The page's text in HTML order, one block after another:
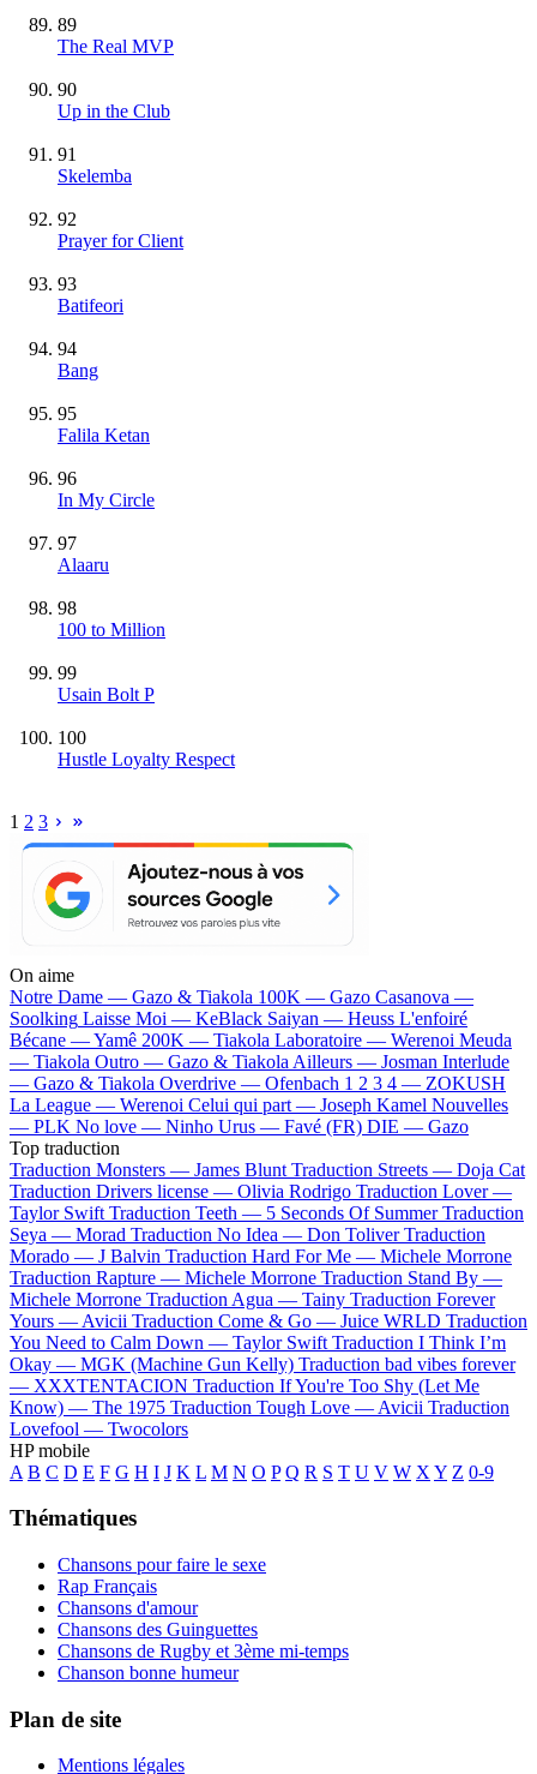
89
The Real MVP
90
Up in the Club
91
Skelemba
92
Prayer for Client
93
Batifeori
94
Bang
95
Falila Ketan
96
In My Circle
97
Alaaru
98
100 to Million
99
Usain Bolt P
100
Hustle Loyalty Respect
1 2 3
On aime
Notre Dame — Gazo & Tiakola 100K — Gazo Casanova —
Soolking Laisse Moi — KeBlack Saiyan — Heuss L'enfoiré
Bécane —Yamê 200K — Tiakola Laboratoire — Werenoi Meuda
— Tiakola Outro — Gazo & Tiakola Ailleurs — Josman Interlude
— Gazo & Tiakola Overdrive — Ofenbach 1 2 3 4 — ZOKUSH
La League — Werenoi Celui qui part — Joseph Kamel Nouvelles
— PLK No love — Ninho Urus — Favé (FR) DIE — Gazo
Top traduction
Traduction Monsters — James Blunt Traduction Streets — Doja Cat
Traduction Drivers license — Olivia Rodrigo Traduction Lover —
Taylor Swift Traduction Teeth — 5 Seconds Of Summer Traduction
Seya — Morad Traduction No Idea — Don Toliver Traduction
Morado — J Balvin Traduction Hard For Me — Michele Morrone
Traduction Rapture — Michele Morrone Traduction Stand By —
Michele Morrone Traduction Agua — Tainy Traduction Forever
Yours — Avicii Traduction Come & Go — Juice WRLD Traduction
You Need to Calm Down — Taylor Swift Traduction I Think I’m
Okay — MGK (Machine Gun Kelly) Traduction bad vibes forever
— XXXTENTACION Traduction If You're Too Shy (Let Me
Know) — The 1975 Traduction Tough Love — Avicii Traduction
Lovefool — Twocolors
HP mobile
A B C D E F G H I J K L M N O P Q R S T U V W X Y Z 0-9
Thématiques
Chansons pour faire le sexe
Rap Français
Chansons d'amour
Chansons des Guinguettes
Chansons de Rugby et 3ème mi-temps
Chanson bonne humeur
Plan de site
Mentions légales